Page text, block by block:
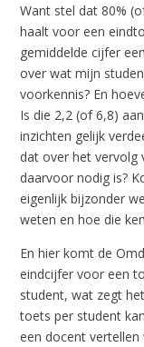
Want stel dat 80%
haalt voor een
gemiddelde cijfer
over wat mijn
voorkennis? En
Is die 2,2 (of 6,8)
inzichten gelijk
dat over het vervolg
daarvoor nodig is?
eigenlijk bijzonder
weten en hoe die
En hier komt de
eindcijfer voor een
student, wat zegt
toets per student
een docent